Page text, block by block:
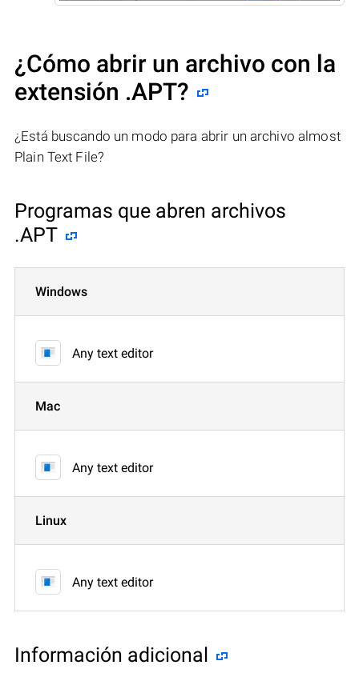
¿Cómo abrir un archivo con la
extensión .APT?
¿Está buscando un modo para abrir un archivo almost
Plain Text File?
Programas que abren archivos
.APT
Windows
Any text editor
Mac
Any text editor
Linux
Any text editor
Información adicional